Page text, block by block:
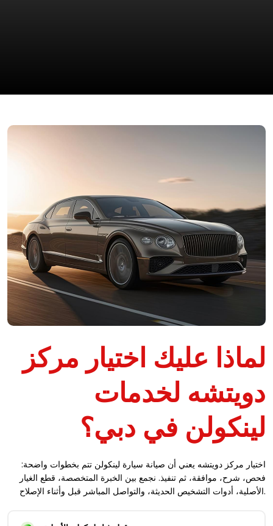
لماذا عليك اختيار مركز
دويتشه لخدمات
لينكولن في دبي؟
اختيار مركز دويتشه يعني أن صيانة سيارة لينكولن تتم بخطوات واضحة:
فحص، شرح، موافقة، ثم تنفيذ. نجمع بين الخبرة المتخصصة، قطع الغيار
الأصلية، أدوات التشخيص الحديثة، والتواصل المباشر قبل وأثناء الإصلاح.